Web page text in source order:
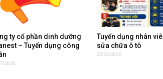
ty cổ phần dinh dưỡng
– Tuyển dụng công
2026
Tuyển dụng nhân
sửa chữa ô tô
22/05/2026